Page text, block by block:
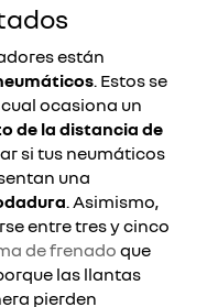
están
. Estos se
ocasiona un
de la distancia de
si tus neumáticos
una
. Asimismo,
entre tres y cinco
de frenado que
las llantas
pierden